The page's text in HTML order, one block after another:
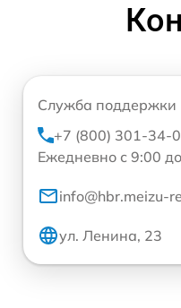
Служба поддержки
+7 (800) 301-34-
Ежедневно с 9:00
info@hbr.meizu-
ул. Ленина, 23